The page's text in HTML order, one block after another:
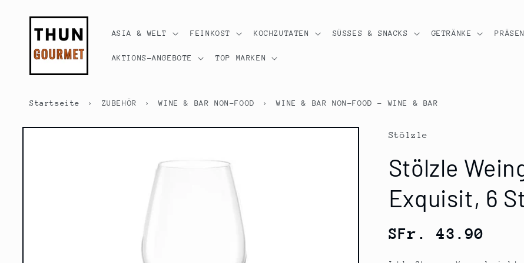
ASIA & WELT FEINKOST KOCHZUTATEN SÜSSES & SNACKS GETRÄNKE
AKTIONS-ANGEBOTE TOP MARKEN
Startseite › ZUBEHÖR › WINE & BAR NON-FOOD › WINE & BAR NON-FOOD - WINE & BAR
Stölzle
Stölzle
Exquisit, 6
Normaler
SFr. 43.90